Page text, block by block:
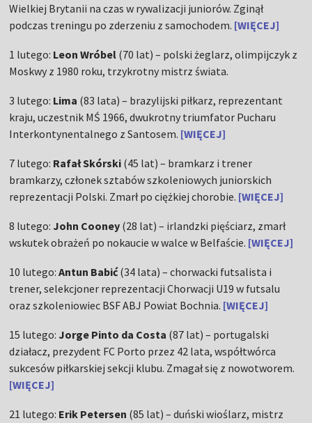
Wielkiej Brytanii na czas w rywalizacji juniorów. Zginął
podczas treningu po zderzeniu z samochodem. [WIĘCEJ]
1 lutego: Leon Wróbel (70 lat) – polski żeglarz, olimpijczyk z
Moskwy z 1980 roku, trzykrotny mistrz świata.
3 lutego: Lima (83 lata) – brazylijski piłkarz, reprezentant
kraju, uczestnik MŚ 1966, dwukrotny triumfator Pucharu
Interkontynentalnego z Santosem. [WIĘCEJ]
7 lutego: Rafał Skórski (45 lat) – bramkarz i trener
bramkarzy, członek sztabów szkoleniowych juniorskich
reprezentacji Polski. Zmarł po ciężkiej chorobie. [WIĘCEJ]
8 lutego: John Cooney (28 lat) – irlandzki pięściarz, zmarł
wskutek obrażeń po nokaucie w walce w Belfaście. [WIĘCEJ]
10 lutego:Antun Babić(34 lata) – chorwacki futsalista i
trener, selekcjoner reprezentacji Chorwacji U19 w futsalu
oraz szkoleniowiec BSF ABJ Powiat Bochnia. [WIĘCEJ]
15 lutego: Jorge Pinto da Costa (87 lat) – portugalski
działacz, prezydent FC Porto przez 42 lata, współtwórca
sukcesów piłkarskiej sekcji klubu. Zmagał się z nowotworem.
[WIĘCEJ]
21 lutego: Erik Petersen (85 lat) – duński wioślarz, mistrz